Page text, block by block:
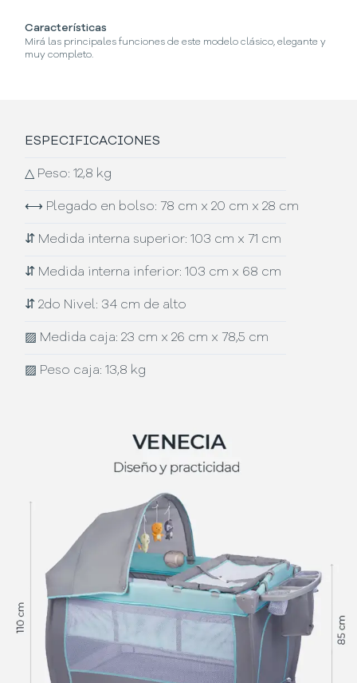
Características
Mirá las principales funciones de este modelo clásico, elegante y
muy completo.
ESPECIFICACIONES
△ Peso: 12,8 kg
⟷ Plegado en bolso: 78 cm x 20 cm x 28 cm
⇵ Medida interna superior: 103 cm x 71 cm
⇵ Medida interna inferior: 103 cm x 68 cm
⇵2do Nivel: 34 cm de alto
▨ Medida caja: 23 cm x 26 cm x 78,5 cm
▨ Peso caja: 13,8 kg